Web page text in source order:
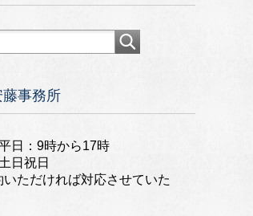
事務所
日：9時から17時
祝日
いただければ対応させていた